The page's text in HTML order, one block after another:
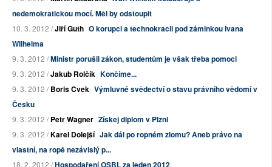
nedemokratickou mocí. Měl by odstoupit
10. 3. 2012 /Jiří Guth O korupci a technokracii pod záminkou Ivana
Wilhelma
9. 3. 2012 /Ministr porušil zákon, studentům je však třeba pomoci
9. 3. 2012 /Jakub Rolčík Končíme...
9. 3. 2012 /Boris Cvek Výmluvné svědectví o stavu právního vědomí v
Česku
9. 3. 2012 /Petr Wagner Získej diplom v Plzni
9. 3. 2012 /Karel Dolejší Jak dál po ropném zlomu? Aneb právo na
vlastní, na ropě nezávislý p...
18. 2. 2012 /Hospodaření OSBL za leden 2012